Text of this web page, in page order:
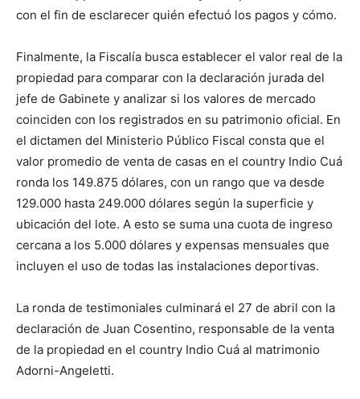
con el fin de esclarecer quién efectuó los pagos y cómo.
Finalmente, la Fiscalía busca establecer el valor real de la
propiedad para comparar con la declaración jurada del
jefe de Gabinete y analizar si los valores de mercado
coinciden con los registrados en su patrimonio oficial. En
el dictamen del Ministerio Público Fiscal consta que el
valor promedio de venta de casas en el country Indio Cuá
ronda los 149.875 dólares, con un rango que va desde
129.000 hasta 249.000 dólares según la superficie y
ubicación del lote. A esto se suma una cuota de ingreso
cercana a los 5.000 dólares y expensas mensuales que
incluyen el uso de todas las instalaciones deportivas.
La ronda de testimoniales culminará el 27 de abril con la
declaración de Juan Cosentino, responsable de la venta
de la propiedad en el country Indio Cuá al matrimonio
Adorni-Angeletti.